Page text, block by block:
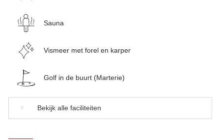
Sauna
Vismeer met forel en karper
Golf in de buurt (Marterie)
Bekijk alle faciliteiten